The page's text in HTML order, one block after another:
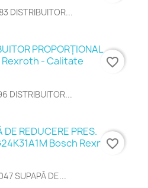
DISTRIBUITOR...
DISTRIBUITOR...
favorite_border
SUPAPĂ DE...
favorite_border